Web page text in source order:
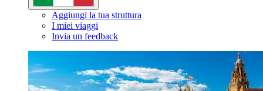
Aggiungi la tua struttura
I miei viaggi
Invia un feedback